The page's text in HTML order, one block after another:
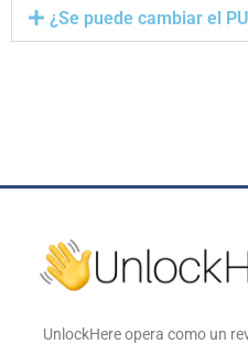
¿Se puede cambiar el
UnlockHere opera como un